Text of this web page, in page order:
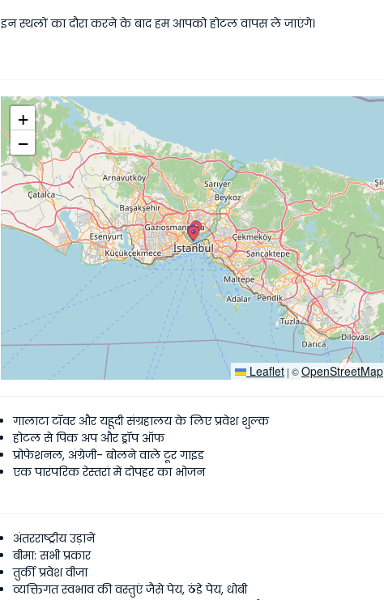
इन स्थलों का दौरा करने के बाद हम आपको होटल वापस ले जाएंगे।
+
−
Leaflet | ©OpenStreetMap
गालाटा टॉवर और यहूदी संग्रहालय के लिए प्रवेश शुल्क
होटल से पिक अप और ड्रॉप ऑफ
प्रोफेशनल, अंग्रेजी- बोलने वाले टूर गाइड
एक पारंपरिक रेस्तरां में दोपहर का भोजन
अंतरराष्ट्रीय उड़ानें
बीमा: सभी प्रकार
तुर्की प्रवेश वीजा
व्यक्तिगत स्वभाव की वस्तुएं जैसे पेय, ठंडे पेय, धोबी